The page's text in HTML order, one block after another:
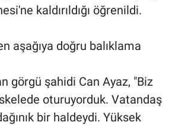
kaldırıldığı öğrenildi.
aşağıya doğru balıklama
görgü şahidi Can Ayaz, "Biz
oturuyorduk. Vatandaş
bir haldeydi. Yüksek